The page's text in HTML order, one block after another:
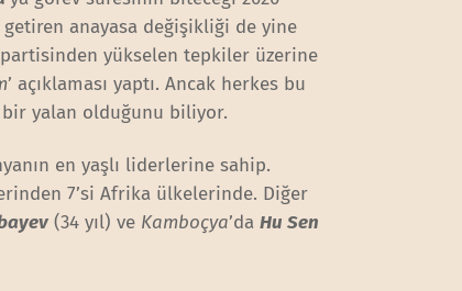
getiren anayasa değişikliği de yine
yükselen tepkiler üzerine
’ açıklaması yaptı. Ancak herkes bu
yalan olduğunu biliyor.
en yaşlı liderlerine sahip.
7’si Afrika ülkelerinde. Diğer
(34 yıl) ve Kamboçya’daHu Sen